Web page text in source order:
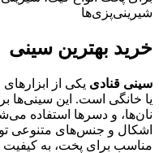
خرید بهترین سینی‌
سینی قنادی یکی از
یا خانگی است. این سینی‌ها
نان‌ها، و دسرها استفاده
اشکال و جنس‌های متنوعی
مناسب برای پخت، به کیفیت